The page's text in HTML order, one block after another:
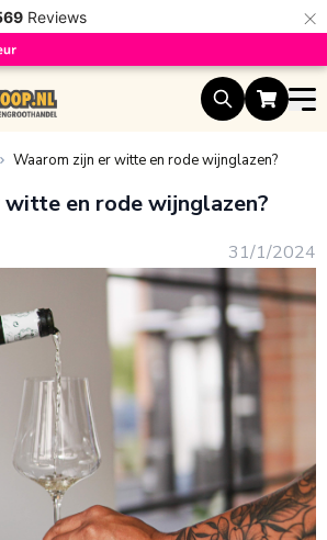
Reviews ×
Waarom zijn er witte en rode wijnglazen?
en rode wijnglazen?
31/1/2024